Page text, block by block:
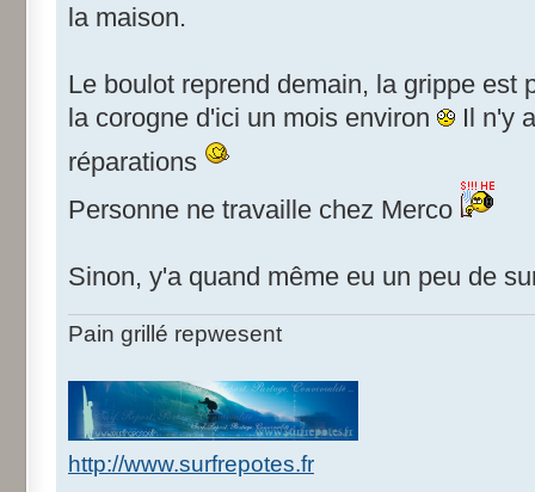
la maison.
Le boulot reprend demain, la grippe est
la corogne d'ici un mois environ
Il n'y
réparations
Personne ne travaille chez Merco
Sinon, y'a quand même eu un peu de
Pain grillé repwesent
http://www.surfrepotes.fr